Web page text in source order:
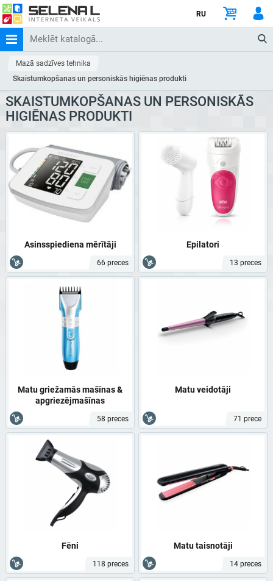
RU
Mazā sadzīves tehnika
Skaistumkopšanas un personiskās higiēnas produkti
SKAISTUMKOPŠANAS UN PERSONISKĀS
HIGIĒNAS PRODUKTI
Asinsspiediena mērītāji
66 preces
Epilatori
13 preces
Matu griežamās mašīnas &
apgriezējmašīnas
58 preces
Matu veidotāji
71 prece
Fēni
118 preces
Matu taisnotāji
14 preces